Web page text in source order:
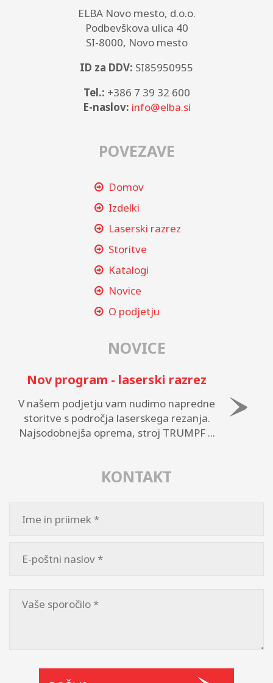
ELBA Novo mesto, d.o.o.
Podbevškova ulica 40
SI-8000, Novo mesto
ID za DDV: SI85950955
Tel.: +386 7 39 32 600
E-naslov: info@elba.si
POVEZAVE
Domov
Izdelki
Laserski razrez
Storitve
Katalogi
Novice
O podjetju
NOVICE
Nov program - laserski razrez
V našem podjetju vam nudimo napredne
storitve s področja laserskega rezanja.
Najsodobnejša oprema, stroj TRUMPF ...
KONTAKT
leave